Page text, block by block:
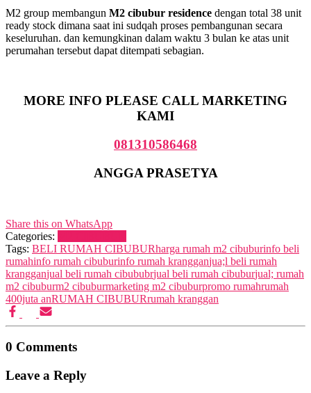
M2 group membangun M2 cibubur residence dengan total 38 unit
ready stock dimana saat ini sudqah proses pembangunan secara
keseluruhan. dan kemungkinan dalam waktu 3 bulan ke atas unit
perumahan tersebut dapat ditempati sebagian.
MORE INFO PLEASE CALL MARKETING
KAMI
081310586468
ANGGA PRASETYA
Share this on WhatsApp
Categories:
Tags: BELI RUMAH CIBUBURharga rumah m2 cibuburinfo beli
rumahinfo rumah cibuburinfo rumah krangganjua;l beli rumah
krangganjual beli rumah cibububrjual beli rumah cibuburjual; rumah
m2 cibuburm2 cibuburmarketing m2 cibuburpromo rumahrumah
400juta anRUMAH CIBUBURrumah kranggan
0 Comments
Leave a Reply